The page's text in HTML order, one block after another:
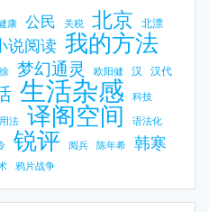
康 公民 关税 北京 北漂
说阅读 我的方法
梦幻通灵 欧阳健 汉 汉代
生活杂感 科技
法 译阁空间 语法化
锐评 阅兵 陈年希 韩寒
鸦片战争